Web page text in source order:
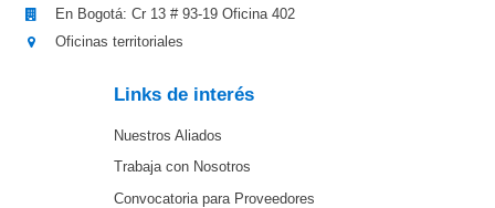
En Bogotá: Cr 13 # 93-19 Oficina 402
Oficinas territoriales
Links de interés
Nuestros Aliados
Trabaja con Nosotros
Convocatoria para Proveedores